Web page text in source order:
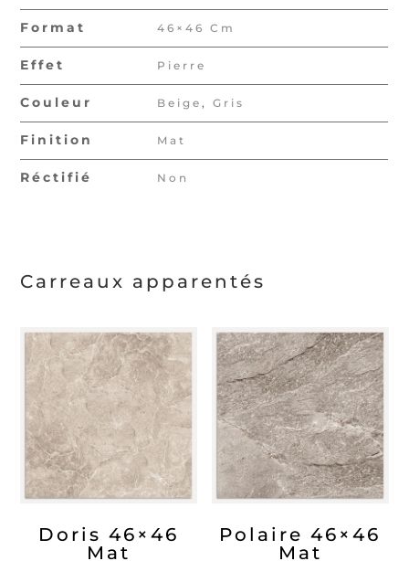
Format 46×46 Cm
Effet Pierre
Couleur Beige ,Gris
Finition Mat
Réctifié Non
Carreaux apparentés
Doris 46×46
Mat
Polaire 46×46
Mat